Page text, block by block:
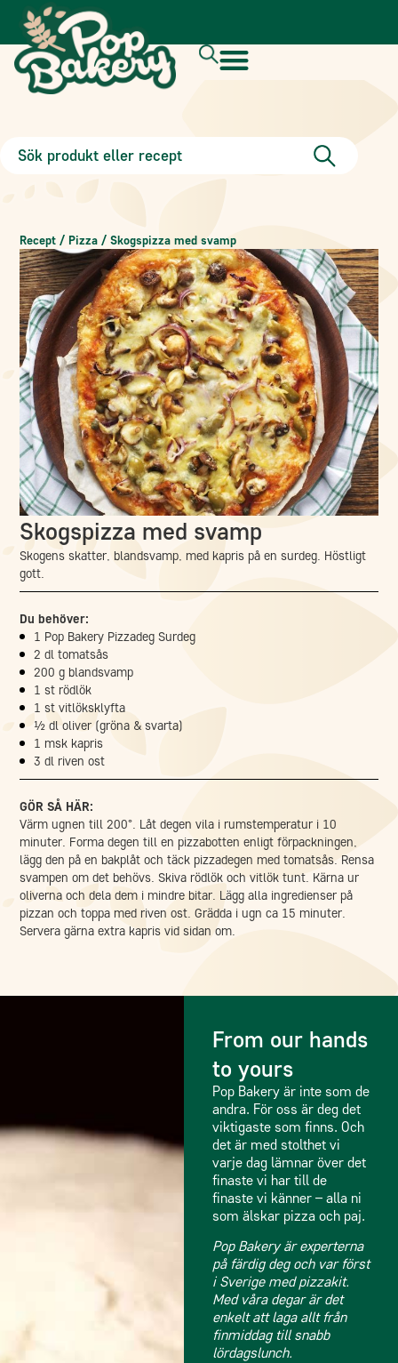
Recept / Pizza /Skogspizza med svamp
Skogspizza med svamp
Skogens skatter, blandsvamp, med kapris på en surdeg. Höstligt
gott.
Du behöver:
1 Pop Bakery Pizzadeg Surdeg
2 dl tomatsås
200 g blandsvamp
1 st rödlök
1 st vitlöksklyfta
½ dl oliver (gröna & svarta)
1 msk kapris
3 dl riven ost
GÖR SÅ HÄR:
Värm ugnen till 200°. Låt degen vila i rumstemperatur i 10
minuter. Forma degen till en pizzabotten enligt förpackningen,
lägg den på en bakplåt och täck pizzadegen med tomatsås. Rensa
svampen om det behövs. Skiva rödlök och vitlök tunt. Kärna ur
oliverna och dela dem i mindre bitar. Lägg alla ingredienser på
pizzan och toppa med riven ost. Grädda i ugn ca 15 minuter.
Servera gärna extra kapris vid sidan om.
From our hands
to yours
Pop Bakery är inte som de
andra. För oss är deg det
viktigaste som finns. Och
det är med stolthet vi
varje dag lämnar över det
finaste vi har till de
finaste vi känner – alla ni
som älskar pizza och paj.
Pop Bakery är experterna
på färdig deg och var först
i Sverige med pizzakit.
Med våra degar är det
enkelt att laga allt från
finmiddag till snabb
lördagslunch.